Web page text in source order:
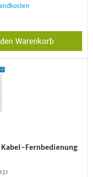
Warenkorb
Fernbedienung